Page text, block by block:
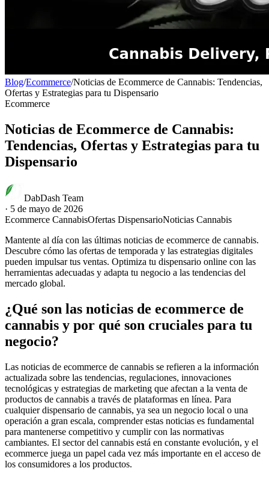
Blog/Ecommerce/Noticias de Ecommerce de Cannabis: Tendencias,
Ofertas y Estrategias para tu Dispensario
Ecommerce
Noticias de Ecommerce de Cannabis:
Tendencias, Ofertas y Estrategias para tu
Dispensario
DabDash Team
· 5 de mayo de 2026
Ecommerce CannabisOfertas DispensarioNoticias Cannabis
Mantente al día con las últimas noticias de ecommerce de cannabis.
Descubre cómo las ofertas de temporada y las estrategias digitales
pueden impulsar tus ventas. Optimiza tu dispensario online con las
herramientas adecuadas y adapta tu negocio a las tendencias del
mercado global.
¿Qué son las noticias de ecommerce de
cannabis y por qué son cruciales para tu
negocio?
Las noticias de ecommerce de cannabis se refieren a la información
actualizada sobre las tendencias, regulaciones, innovaciones
tecnológicas y estrategias de marketing que afectan a la venta de
productos de cannabis a través de plataformas en línea. Para
cualquier dispensario de cannabis, ya sea un negocio local o una
operación a gran escala, comprender estas noticias es fundamental
para mantenerse competitivo y cumplir con las normativas
cambiantes. El sector del cannabis está en constante evolución, y el
ecommerce juega un papel cada vez más importante en el acceso de
los consumidores a los productos.